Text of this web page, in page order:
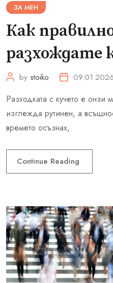
ЗА МЕН
Как
разхождате
by stoiko 09.01.2026
Разходката с кучето е онзи
изглежда рутинен, а
времето осъзнах,
Continue Reading